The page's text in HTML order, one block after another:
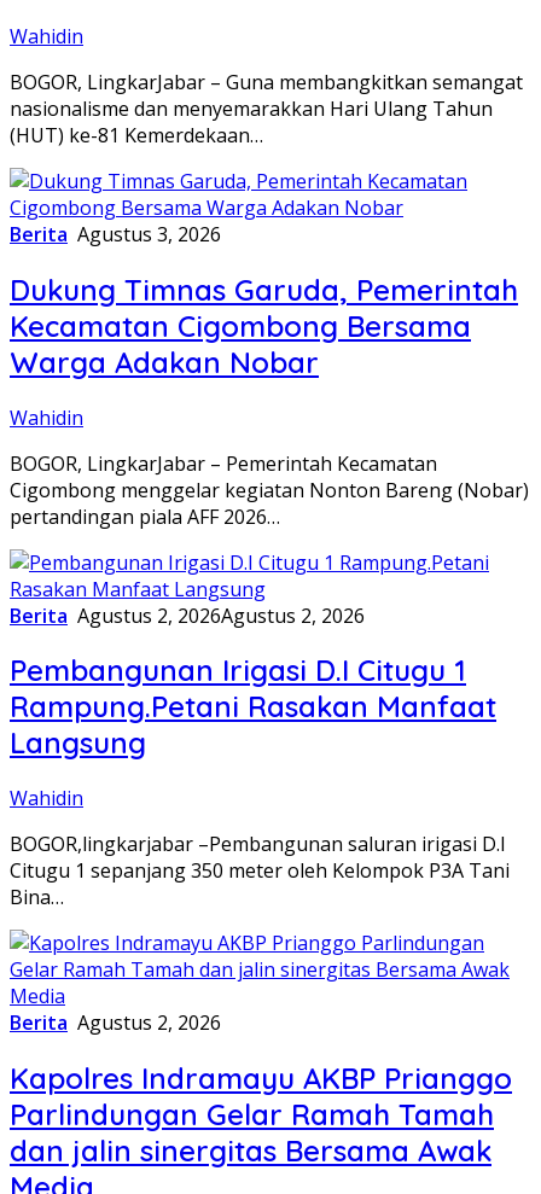
Wahidin
BOGOR, LingkarJabar – Guna membangkitkan semangat
nasionalisme dan menyemarakkan Hari Ulang Tahun
(HUT) ke-81 Kemerdekaan…
Berita Agustus 3, 2026
Dukung Timnas Garuda, Pemerintah
Kecamatan Cigombong Bersama
Warga Adakan Nobar
Wahidin
BOGOR, LingkarJabar – Pemerintah Kecamatan
Cigombong menggelar kegiatan Nonton Bareng (Nobar)
pertandingan piala AFF 2026…
Berita Agustus 2, 2026Agustus 2, 2026
Pembangunan Irigasi D.I Citugu 1
Rampung.Petani Rasakan Manfaat
Langsung
Wahidin
BOGOR,lingkarjabar –Pembangunan saluran irigasi D.I
Citugu 1 sepanjang 350 meter oleh Kelompok P3A Tani
Bina…
Berita Agustus 2, 2026
Kapolres Indramayu AKBP Prianggo
Parlindungan Gelar Ramah Tamah
dan jalin sinergitas Bersama Awak